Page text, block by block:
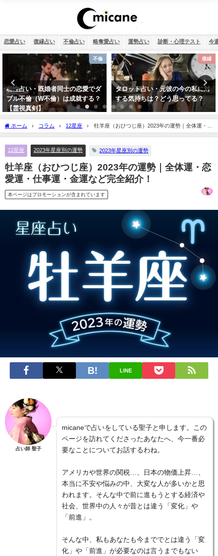
恋愛占い 復縁占い 不倫占い 略奪愛占い 運勢占い 診断・心理テスト 今
復縁
タロット占い・元彼の今の私に対
する気持ちは？どう思ってる？
恋愛
タロット占い・恋人はいつでき
る？彼氏はいつできるのか診断し
ます！
ホーム コラム 12星座
牡羊座（おひつじ座）2023年の運勢｜全体運・恋
愛運・仕事運・金運など完全紹介！
12星座 2023年星座別の運勢 2023年星座別の運勢
牡羊座（おひつじ座）2023年の運勢｜全体運・恋
愛運・仕事運・金運など完全紹介！
本ページはプロモーションが含まれています
LINE
占い師 聖子
micaneで占いをしている聖子と申します。この
ページを訪れてくださったあなたへ、今一番必
要なことについてお話するわね。
アメリカや世界の関税…、日本の物価上昇…、
本当に不安や悩みの中、大変な人が多いかと思
われます。そんな中で前に進もうとする経済や
社会、世界中の人々が昔とは違う「変化」や
「前進」。
そんな中、私もあなたも今まででとは違う「変
化」や「前進」が必要なのは言うまでもない